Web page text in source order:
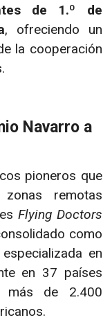
de 1.º de
, ofreciendo un
la cooperación
Navarro a
pioneros que
remotas
Flying Doctors
como
en
en 37 países
más de 2.400